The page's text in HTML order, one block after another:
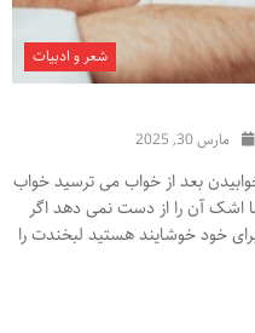
شعر و ادبیات
مارس 30, 2025
بعد از خواب می ترسید خواب
اشک آن را از دست نمی دهد اگر
خود خوشایند هستید لبخندت را